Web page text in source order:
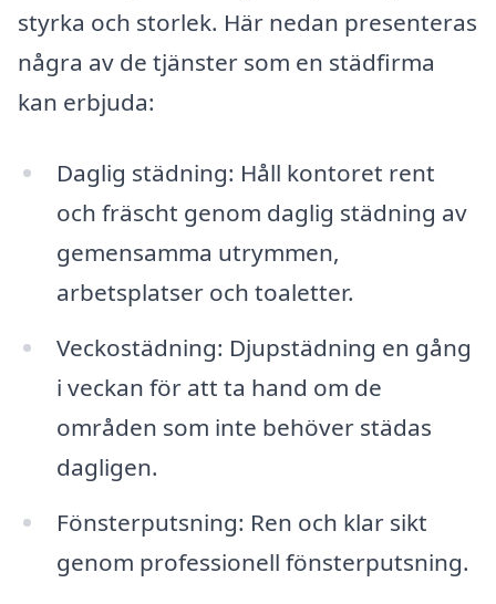
styrka och storlek. Här nedan presenteras
några av de tjänster som en städfirma
kan erbjuda:
Daglig städning: Håll kontoret rent
och fräscht genom daglig städning av
gemensamma utrymmen,
arbetsplatser och toaletter.
Veckostädning: Djupstädning en gång
i veckan för att ta hand om de
områden som inte behöver städas
dagligen.
Fönsterputsning: Ren och klar sikt
genom professionell fönsterputsning.